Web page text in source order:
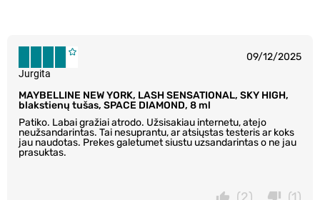
09/12/2025
MAYBELLINE NEW YORK, LASH SENSATIONAL, SKY HIGH,
blakstienų tušas, SPACE DIAMOND, 8 ml
Patiko. Labai gražiai atrodo. Užsisakiau internetu, atejo
neužsandarintas. Tai nesuprantu, ar atsiųstas testeris ar koks
jau naudotas. Prekes galetumet siustu uzsandarintas o ne jau
prasuktas.
Jurgita